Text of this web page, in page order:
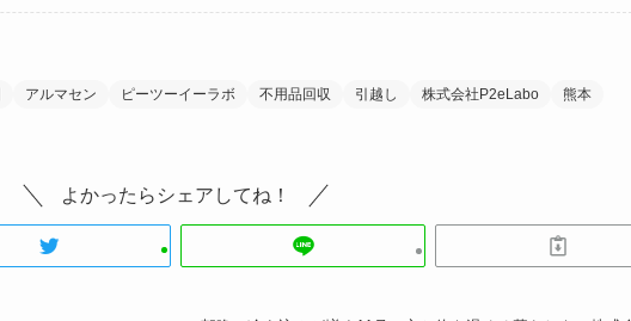
アルマセン ピーツーイーラボ 不用品回収 引越し 株式会社P2eLabo
熊本
よかったらシェアしてね！